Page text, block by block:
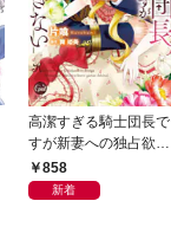
高潔すぎる騎士団長で
すが新妻への独占欲を
我慢できない【単行本
版】【電子限定ペーパ
858
新着